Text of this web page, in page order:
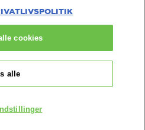
inställningar
alle
cookies